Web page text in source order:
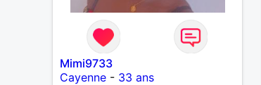
Mimi9733
Cayenne- 33 ans